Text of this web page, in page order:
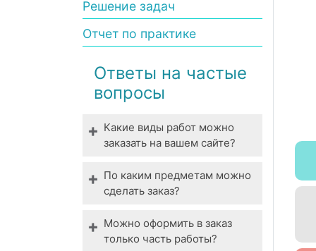
Решение задач
Отчет по практике
Ответы на частые
вопросы
Какие виды работ можно
заказать на вашем сайте?
Мы выполняем все виды
студенческих работ. У нас
выполнение даже
специфической работы.
По каким предметам можно
сделать заказ?
Технические,
гуманитарные,
Можно оформить в заказ
только часть работы?